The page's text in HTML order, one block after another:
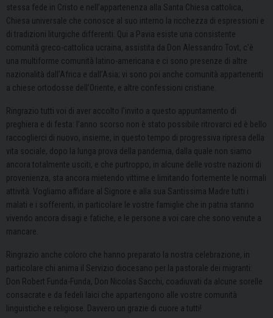
stessa fede in Cristo e nell’appartenenza alla Santa Chiesa cattolica,
Chiesa universale che conosce al suo interno la ricchezza di espressioni e
di tradizioni liturgiche differenti. Qui a Pavia esiste una consistente
comunità greco-cattolica ucraina, assistita da Don Alessandro Tovt, c’è
una multiforme comunità latino-americana e ci sono presenze di altre
nazionalità dall’Africa e dall’Asia; vi sono poi anche comunità appartenenti
a chiese ortodosse dell’Oriente, e altre confessioni cristiane.
Ringrazio tutti voi di aver accolto l’invito a questo appuntamento di
preghiera e di festa: l’anno scorso non è stato possibile ritrovarci ed è bello
raccoglierci di nuovo, insieme, in questo tempo di progressiva ripresa della
vita sociale, dopo la lunga prova della pandemia, dalla quale non siamo
ancora totalmente usciti, e che purtroppo, in alcune delle vostre nazioni di
provenienza, sta ancora mietendo vittime e limitando fortemente le normali
attività. Vogliamo affidare al Signore e alla sua Santissima Madre tutti i
malati e i sofferenti, in particolare le vostre famiglie che in patria stanno
vivendo ancora disagi e fatiche, e le persone a voi care che sono venute a
mancare.
Ringrazio anche coloro che hanno preparato la nostra celebrazione, in
particolare chi anima il Servizio diocesano per la pastorale dei migranti:
Don Robert Funda-Funda, Don Nicolas Sacchi, coadiuvati da alcune sorelle
consacrate e da fedeli laici che appartengono alle vostre comunità
linguistiche e religiose. Davvero un grazie di cuore a tutti!